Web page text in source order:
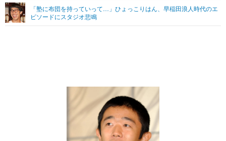
ショッピング その他
「塾に布団を持っていって…」ひょっこりはん、早稲田浪人時代のエ
ピソードにスタジオ悲鳴